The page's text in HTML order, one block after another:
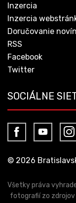
Inzercia
Inzercia
Doručovanie novín
RSS
Facebook
Twitter
SOCIÁLNE
© 2026
Všetky práva
fotografií zo zdrojov